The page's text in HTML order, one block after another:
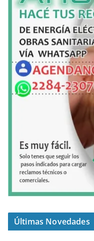
Últimas Novedades